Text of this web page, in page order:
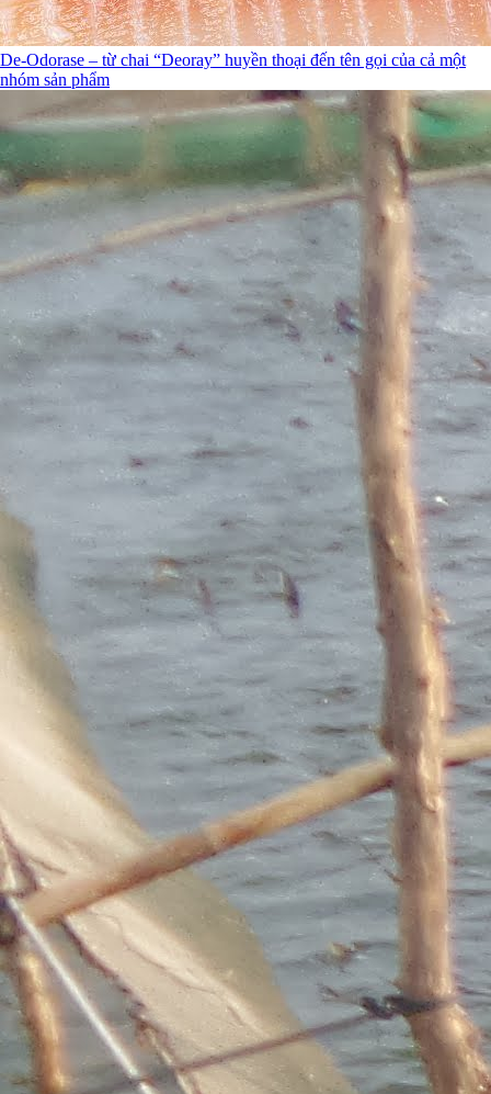
De-Odorase – từ chai “Deoray” huyền thoại đến tên gọi của cả một
nhóm sản phẩm